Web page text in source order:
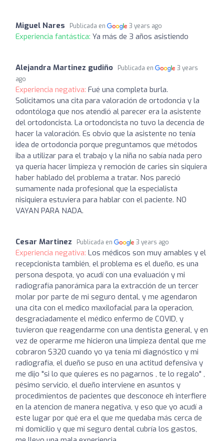
Miguel Nares Publicada en 3 years ago
Experiencia fantástica: Ya más de 3 años asistiendo
Alejandra Martinez gudiño Publicada en
3 years
ago
Experiencia negativa: Fué una completa burla.
Solicitamos una cita para valoración de ortodoncia y la
odontóloga que nos atendió al parecer era la asistente
del ortodoncista. La ortodoncista no tuvo la decencia de
hacer la valoración. Es obvio que la asistente no tenía
idea de ortodoncia porque preguntamos que métodos
iba a utilizar para el trabajo y la niña no sabía nada pero
ya quería hacer limpieza y remoción de caries sin siquiera
haber hablado del problema a tratar. Nos pareció
sumamente nada profesional que la especialista
nisiquiera estuviera para hablar con el paciente. NO
VAYAN PARA NADA.
Cesar Martinez Publicada en 3 years ago
Experiencia negativa: Los médicos son muy amables y el
recepcionista también, el problema es el dueño, es una
persona despota, yo acudí con una evaluación y mi
radiografía panorámica para la extracción de un tercer
molar por parte de mi seguro dental, y me agendaron
una cita con el medico maxilofacial para la operacion,
desgraciadamente el médico enfermo de COVID, y
tuvieron que reagendarme con una dentista general, y en
vez de operarme me hicieron una limpieza dental que me
cobraron $320 cuando yo ya tenía mi diagnóstico y mi
radiografía, el dueño se puso en una actitud defensiva y
me dijo "si lo que quieres es no pagarnos , te lo regalo" ,
pésimo servicio, el dueño interviene en asuntos y
procedimientos de pacientes que desconoce eh interfiere
en la atencion de manera negativa, y eso que yo acudí a
este lugar por qué era el que me quedaba más cerca de
mi domicilio y que mi seguro dental cubría los gastos,